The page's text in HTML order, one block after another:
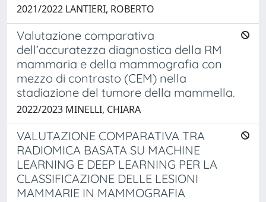
2021/2022 LANTIERI, ROBERTO
Valutazione comparativa
dell’accuratezza diagnostica della RM
mammaria e della mammografia con
mezzo di contrasto (CEM) nella
stadiazione del tumore della mammella.
2022/2023 MINELLI, CHIARA
VALUTAZIONE COMPARATIVA TRA
RADIOMICA BASATA SU MACHINE
LEARNING E DEEP LEARNING PER LA
CLASSIFICAZIONE DELLE LESIONI
MAMMARIE IN MAMMOGRAFIA